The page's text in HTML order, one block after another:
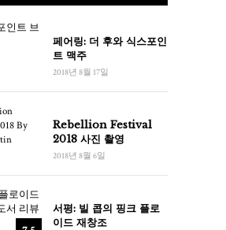
페어링: 더 후와 식스포인
트 맥주
2018년 8월 17일
Rebellion Festival
2018 사진 촬영
2018년 8월 6일
서평: 빌 콥의 핑크 플로
이드 재창조